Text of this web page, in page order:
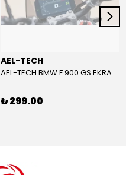
AEL-TECH
AEL-TECH BMW F 900 GS EKRAN/GÖSTERGE KORUYUCU 2024-2025
₺ 299.00